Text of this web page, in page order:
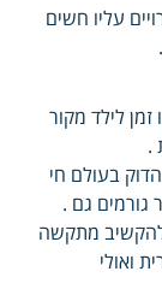
עליו חשים
לילד מקור
.
בעולם חי
גורמים גם .
מתקשה
ואולי